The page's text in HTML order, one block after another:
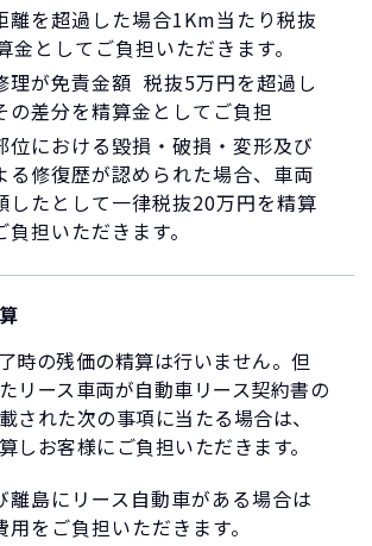
離を超過した場合1Km当たり税抜
金としてご負担いただきます。
理が免責金額 税抜5万円を超過し
の差分を精算金としてご負担
位における毀損・破損・変形及び
る修復歴が認められた場合、車両
したとして一律税抜20万円を精算
担いただきます。
時の残価の精算は行いません。但
リース車両が自動車リース契約書の
された次の事項に当たる場合は、
しお客様にご負担いただきます。
離島にリース自動車がある場合は
用をご負担いただきます。